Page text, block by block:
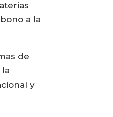
a la
de
y